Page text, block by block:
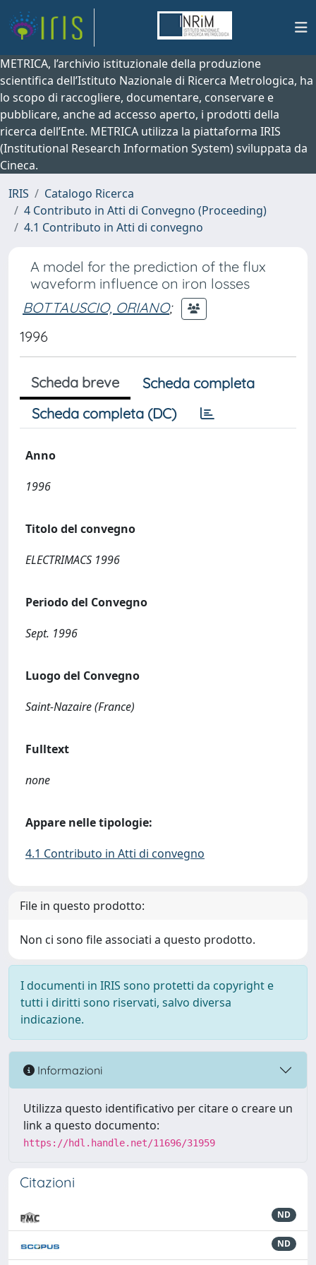
METRICA, l’archivio istituzionale della produzione
scientifica dell’Istituto Nazionale di Ricerca Metrologica, ha
lo scopo di raccogliere, documentare, conservare e
pubblicare, anche ad accesso aperto, i prodotti della
ricerca dell’Ente. METRICA utilizza la piattaforma IRIS
(Institutional Research Information System) sviluppata da
Cineca.
IRIS
Catalogo Ricerca
4 Contributo in Atti di Convegno (Proceeding)
4.1 Contributo in Atti di convegno
A model for the prediction of the flux
waveform influence on iron losses
BOTTAUSCIO, ORIANO;
1996
Scheda breve
Scheda completa
Scheda completa (DC)
Anno
1996
Titolo del convegno
ELECTRIMACS 1996
Periodo del Convegno
Sept. 1996
Luogo del Convegno
Saint-Nazaire (France)
Fulltext
none
Appare nelle tipologie:
4.1 Contributo in Atti di convegno
File in questo prodotto:
Non ci sono file associati a questo prodotto.
I documenti in IRIS sono protetti da copyright e
tutti i diritti sono riservati, salvo diversa
indicazione.
Informazioni
Utilizza questo identificativo per citare o creare un
link a questo documento:
https://hdl.handle.net/11696/31959
Citazioni
ND
ND